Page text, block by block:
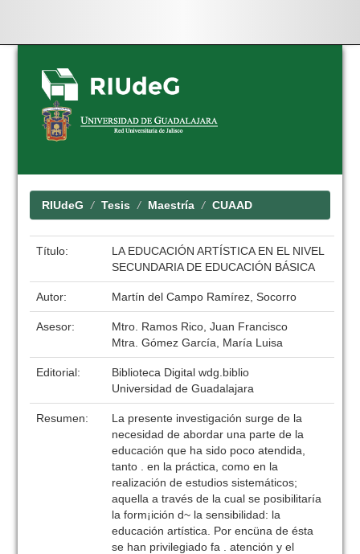
Skip
navigation
RIUdeG Tesis Maestría CUAAD
Título:
LA EDUCACIÓN ARTÍSTICA EN EL NIVEL
SECUNDARIA DE EDUCACIÓN BÁSICA
Autor: Martín del Campo Ramírez, Socorro
Asesor:
Mtro. Ramos Rico, Juan Francisco
Mtra. Gómez García, María Luisa
Editorial:
Biblioteca Digital wdg.biblio
Universidad de Guadalajara
Resumen:
La presente investigación surge de la
necesidad de abordar una parte de la
educación que ha sido poco atendida,
tanto . en la práctica, como en la
realización de estudios sistemáticos;
aquella a través de la cual se posibilitaría
la form¡ición d~ la sensibilidad: la
educación artística. Por encüna de ésta
se han privilegiado fa . atención y el